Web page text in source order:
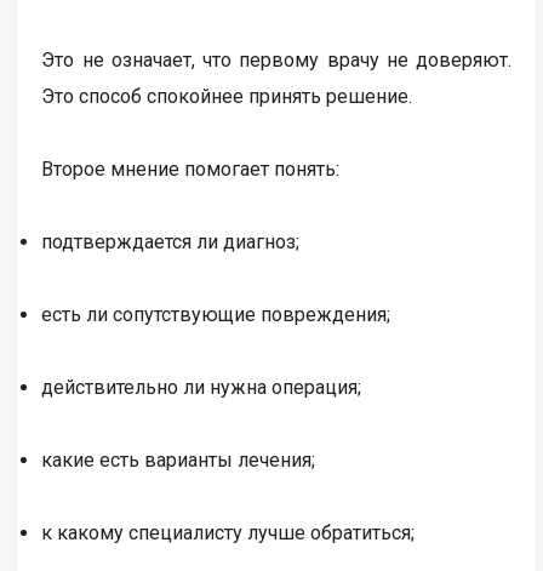
Это не означает, что первому врачу не доверяют.
Это способ спокойнее принять решение.
Второе мнение помогает понять:
подтверждается ли диагноз;
есть ли сопутствующие повреждения;
действительно ли нужна операция;
какие есть варианты лечения;
к какому специалисту лучше обратиться;